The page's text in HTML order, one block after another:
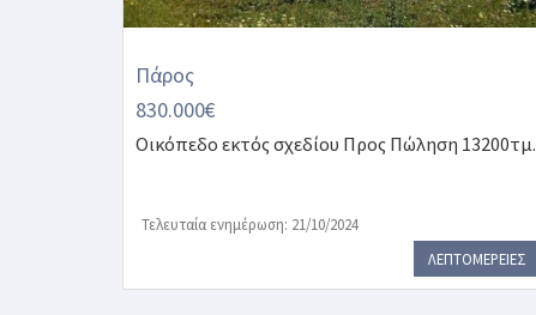
Πάρος
830.000€
Οικόπεδο εκτός σχεδίου Προς Πώληση 13200τμ.
Τελευταία ενημέρωση: 21/10/2024
ΛΕΠΤΟΜΕΡΕΙΕΣ